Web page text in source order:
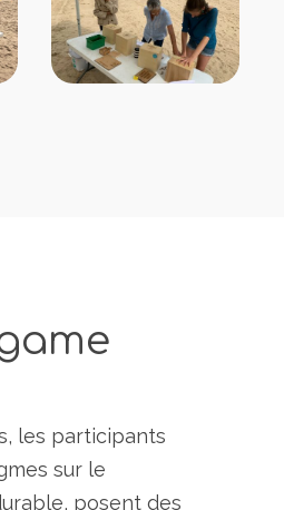
les participants
sur le
posent des